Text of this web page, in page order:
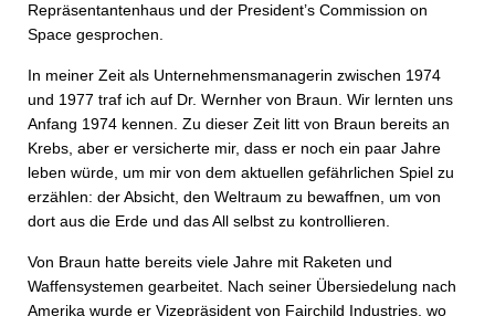
Repräsentantenhaus und der President’s Commission on
Space gesprochen.
In meiner Zeit als Unternehmensmanagerin zwischen 1974
und 1977 traf ich auf Dr. Wernher von Braun. Wir lernten uns
Anfang 1974 kennen. Zu dieser Zeit litt von Braun bereits an
Krebs, aber er versicherte mir, dass er noch ein paar Jahre
leben würde, um mir von dem aktuellen gefährlichen Spiel zu
erzählen: der Absicht, den Weltraum zu bewaffnen, um von
dort aus die Erde und das All selbst zu kontrollieren.
Von Braun hatte bereits viele Jahre mit Raketen und
Waffensystemen gearbeitet. Nach seiner Übersiedelung nach
Amerika wurde er Vizepräsident von Fairchild Industries, wo